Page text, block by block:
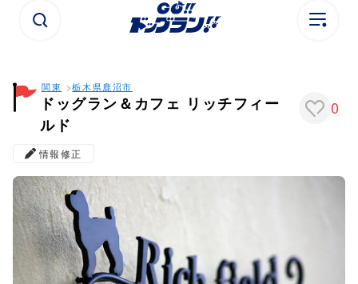
関東 栃木県鹿沼市
ドッグラン＆カフェ リッチフィー
ルド
0
情報修正